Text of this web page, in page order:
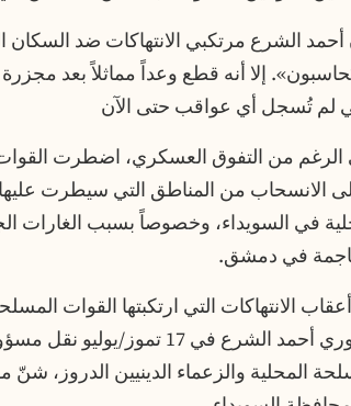
أحمد الشرع مرتكبي الانتهاكات ضد السكان
إلا أنه قطع وعداً مماثلاً بعد
لم تُسجل أي عواقب حتى الآن
من التفوق العسكري، اضطرت القوات
الانسحاب من المناطق التي سيطرت
في السويداء، وخصوصاً بسبب الغارات
في دمشق.
الانتهاكات التي ارتكبتها القوات
السوري أحمد الشرع في 17
المحلية والزعماء الدينيين الدروز،